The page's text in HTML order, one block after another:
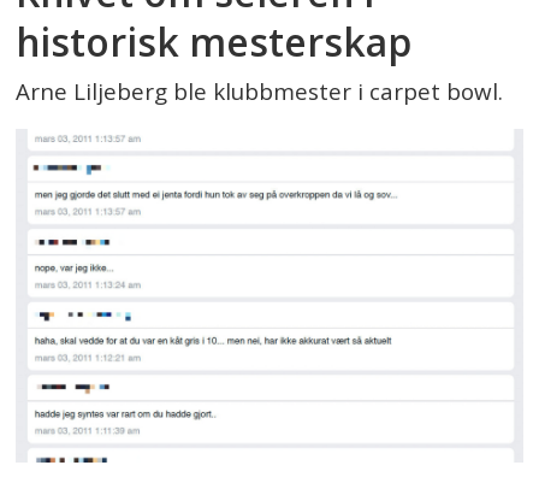
historisk mesterskap
Arne Liljeberg ble klubbmester i carpet bowl.